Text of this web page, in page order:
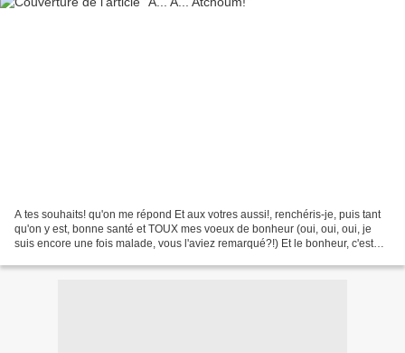
A tes souhaits! qu'on me répond Et aux votres aussi!, renchéris-je, puis tant
qu'on y est, bonne santé et TOUX mes voeux de bonheur (oui, oui, oui, je
suis encore une fois malade, vous l'aviez remarqué?!) Et le bonheur, c'est